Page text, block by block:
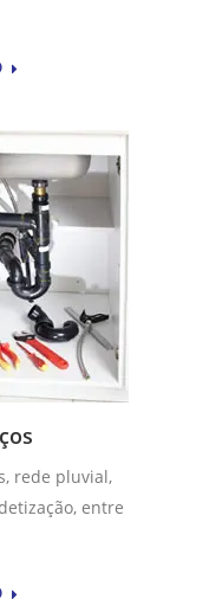
rede pluvial,
entre